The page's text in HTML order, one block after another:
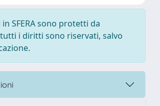
SFERA sono protetti da
i diritti sono riservati, salvo